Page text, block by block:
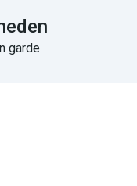
garde